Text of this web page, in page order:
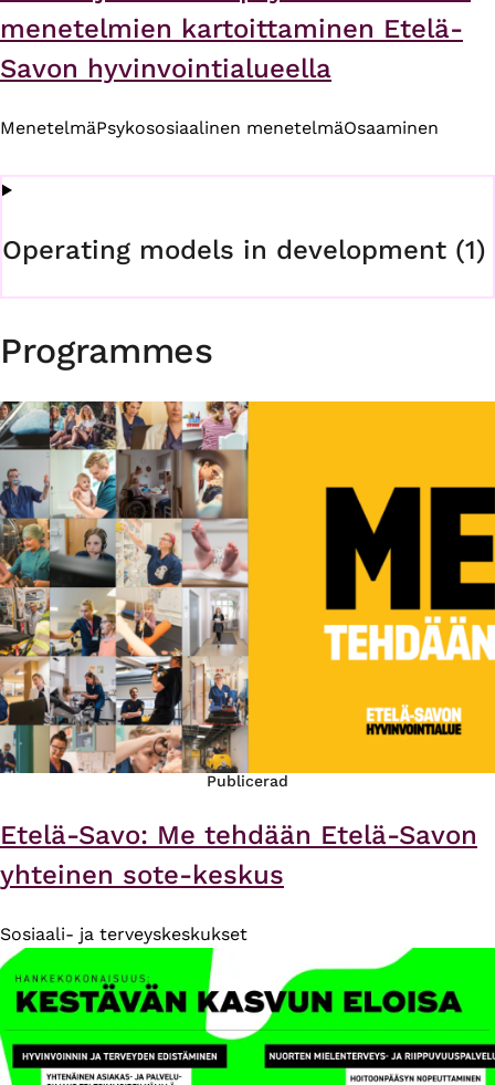
menetelmien kartoittaminen Etelä-
Savon hyvinvointialueella
MenetelmäPsykososiaalinen menetelmäOsaaminen
Operating models in development (1)
Programmes
Publicerad
Etelä-Savo: Me tehdään Etelä-Savon
yhteinen sote-keskus
Sosiaali- ja terveyskeskukset